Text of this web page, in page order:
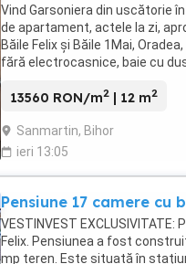
Vind Garsoniera din uscătorie
de apartament, actele la zi,
Băile Felix și Băile 1Mai,
fără electrocasnice, baie cu
13560 RON/m2 | 12 m2
Sanmartin, Bihor
ieri 13:05
Pensiune 17 camere cu
VESTINVEST
Felix. Pensiunea a fost
mp teren. Este situată în